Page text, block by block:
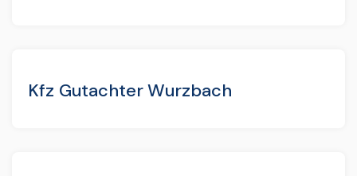
Kfz Gutachter Wurzbach